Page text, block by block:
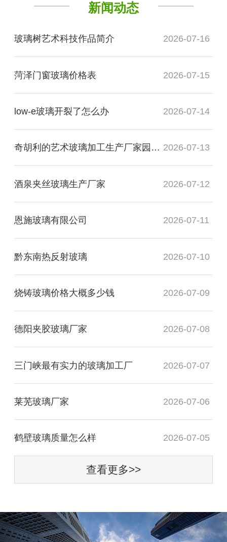
新闻动态
玻璃树艺术科技作品简介 2026-07-16
菏泽门窗玻璃价格表 2026-07-15
low-e玻璃开裂了怎么办 2026-07-14
奇胡利的艺术玻璃加工生产厂家园展现了什么 2026-07-13
酒泉夹丝玻璃生产厂家 2026-07-12
恩施玻璃有限公司 2026-07-11
黔东南热反射玻璃 2026-07-10
烧铸玻璃价格大概多少钱 2026-07-09
德阳夹胶玻璃厂家 2026-07-08
三门峡最有实力的玻璃加工厂 2026-07-07
莱芜玻璃厂家 2026-07-06
鹤壁玻璃质量怎么样 2026-07-05
查看更多>>